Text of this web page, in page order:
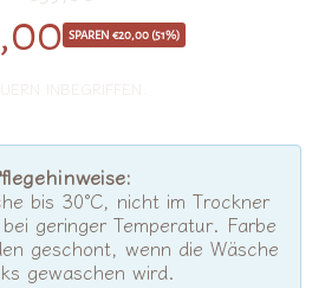
SPAREN €20,00 (51%)
bis 30°C, nicht im Trockner
geringer Temperatur. Farbe
geschont, wenn die Wäsche
gewaschen wird.